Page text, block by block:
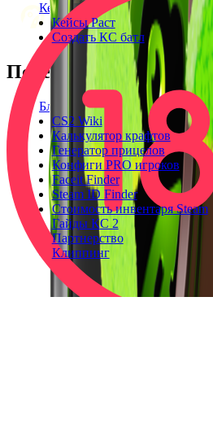
Кейсы КС2
Кейсы Раст
Создать КС батл
Полезное
Блог
CS2 Wiki
Калькулятор крафтов
Генератор прицелов
Конфиги PRO игроков
Faceit Finder
Steam ID Finder
Стоимость инвентаря Steam
Гайды КС 2
Партнерство
Клиппинг